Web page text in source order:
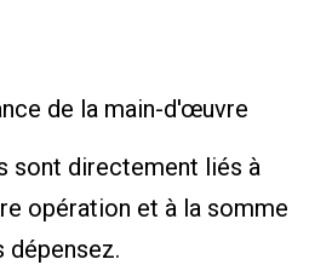
de la main-d'œuvre
sont directement liés à
opération et à la somme
dépensez.